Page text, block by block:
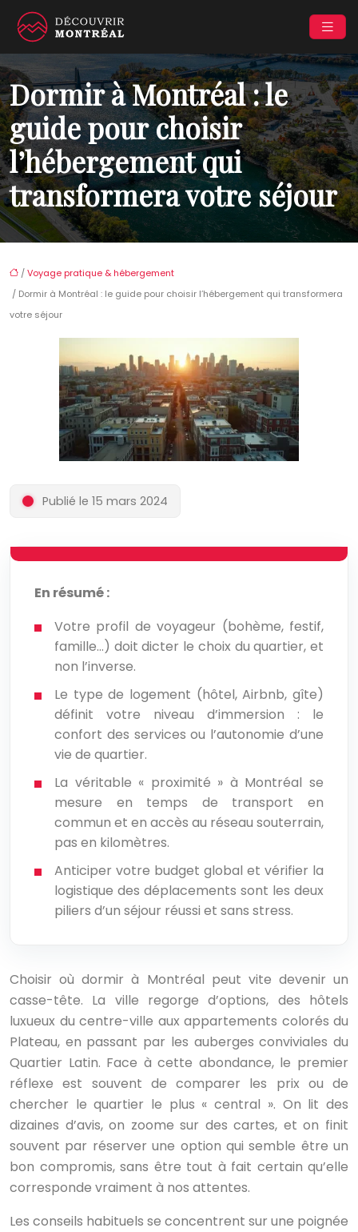
Dormir à Montréal : le
guide pour choisir
l’hébergement qui
transformera votre séjour
/Voyage pratique & hébergement
/ Dormir à Montréal : le guide pour choisir l’hébergement qui transformera
votre séjour
Publié le 15 mars 2024
En résumé :
Votre profil de voyageur (bohème, festif,
famille…) doit dicter le choix du quartier, et
non l’inverse.
Le type de logement (hôtel, Airbnb, gîte)
définit votre niveau d’immersion : le
confort des services ou l’autonomie d’une
vie de quartier.
La véritable « proximité » à Montréal se
mesure en temps de transport en
commun et en accès au réseau souterrain,
pas en kilomètres.
Anticiper votre budget global et vérifier la
logistique des déplacements sont les deux
piliers d’un séjour réussi et sans stress.
Choisir où dormir à Montréal peut vite devenir un
casse-tête. La ville regorge d’options, des hôtels
luxueux du centre-ville aux appartements colorés du
Plateau, en passant par les auberges conviviales du
Quartier Latin. Face à cette abondance, le premier
réflexe est souvent de comparer les prix ou de
chercher le quartier le plus « central ». On lit des
dizaines d’avis, on zoome sur des cartes, et on finit
souvent par réserver une option qui semble être un
bon compromis, sans être tout à fait certain qu’elle
corresponde vraiment à nos attentes.
Les conseils habituels se concentrent sur une poignée